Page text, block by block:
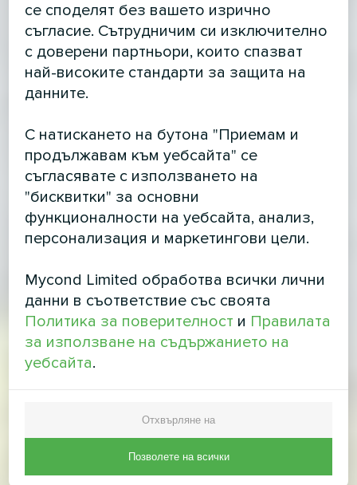
се споделят без вашето изрично
съгласие. Сътрудничим си изключително
с доверени партньори, които спазват
най-високите стандарти за защита на
данните.
С натискането на бутона "Приемам и
продължавам към уебсайта" се
съгласявате с използването на
"бисквитки" за основни
функционалности на уебсайта, анализ,
персонализация и маркетингови цели.
Mycond Limited обработва всички лични
данни в съответствие със своята
Политика за поверителност и Правилата
за използване на съдържанието на
уебсайта.
Отхвърляне на
Позволете на всички